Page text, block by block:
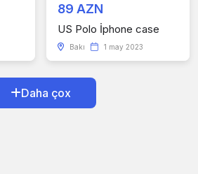
89 AZN
US Polo İphone case
Bakı 1 may 2023
Daha çox